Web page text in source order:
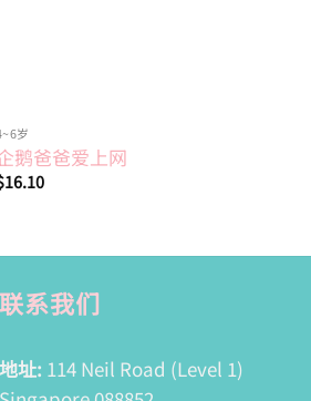
岁
鹅爸爸爱上网
16.10
联系我们
地址: 114 Neil Road (Level 1)